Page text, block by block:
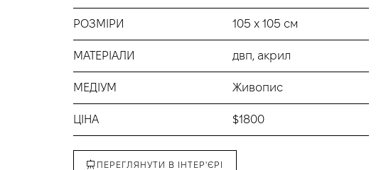
РОЗМІРИ 105 х 105 см
МАТЕРІАЛИ двп, акрил
МЕДІУМ Живопис
ЦІНА $1800
ПЕРЕГЛЯНУТИ В ІНТЕР'ЄРІ